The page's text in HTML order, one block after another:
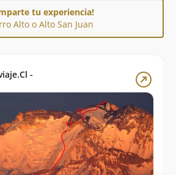
tu experiencia!
Alto o Alto San Juan
-